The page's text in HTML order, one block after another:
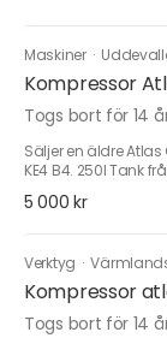
Maskiner ·
Kompressor
Togs bort för 14
Säljer en äldre
KE4 B4. 250l Tank
5 000 kr
Verktyg ·
Kompressor
Togs bort för 14